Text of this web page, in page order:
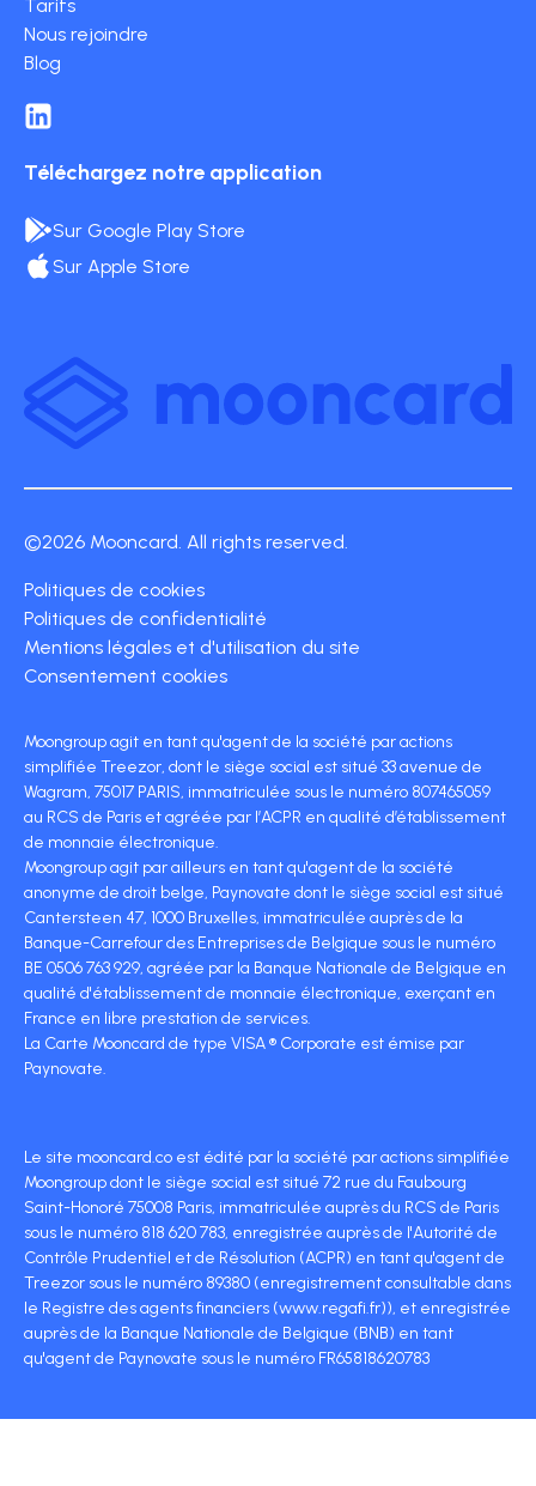
Tarifs
Nous rejoindre
Blog
Téléchargez notre application
Sur Google Play Store
Sur Apple Store
©2026 Mooncard. All rights reserved.
Politiques de cookies
Politiques de confidentialité
Mentions légales et d'utilisation du site
Consentement cookies
Moongroup agit en tant qu'agent de la société par actions
simplifiée Treezor, dont le siège social est situé 33 avenue de
Wagram, 75017 PARIS, immatriculée sous le numéro 807465059
au RCS de Paris et agréée par l’ACPR en qualité d’établissement
de monnaie électronique.
Moongroup agit par ailleurs en tant qu'agent de la société
anonyme de droit belge, Paynovate dont le siège social est situé
Cantersteen 47, 1000 Bruxelles, immatriculée auprès de la
Banque-Carrefour des Entreprises de Belgique sous le numéro
BE 0506 763 929, agréée par la Banque Nationale de Belgique en
qualité d'établissement de monnaie électronique, exerçant en
France en libre prestation de services.
La Carte Mooncard de type VISA ® Corporate est émise par
Paynovate.
Le site mooncard.co est édité par la société par actions simplifiée
Moongroup dont le siège social est situé 72 rue du Faubourg
Saint-Honoré 75008 Paris, immatriculée auprès du RCS de Paris
sous le numéro 818 620 783, enregistrée auprès de l'Autorité de
Contrôle Prudentiel et de Résolution (ACPR) en tant qu'agent de
Treezor sous le numéro 89380 (enregistrement consultable dans
le Registre des agents financiers (www.regafi.fr)), et enregistrée
auprès de la Banque Nationale de Belgique (BNB) en tant
qu'agent de Paynovate sous le numéro FR65818620783